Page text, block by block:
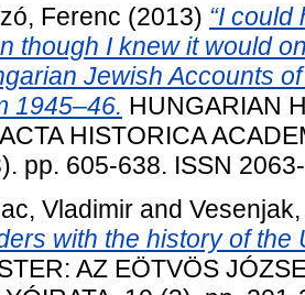
Ferenc (2013) “I could
though I knew it would
Jewish Accounts
1945–46. HUNGARIAN
HISTORICA
pp. 605-638. ISSN
Vladimir and
with the history of the
AZ EÖTVÖS